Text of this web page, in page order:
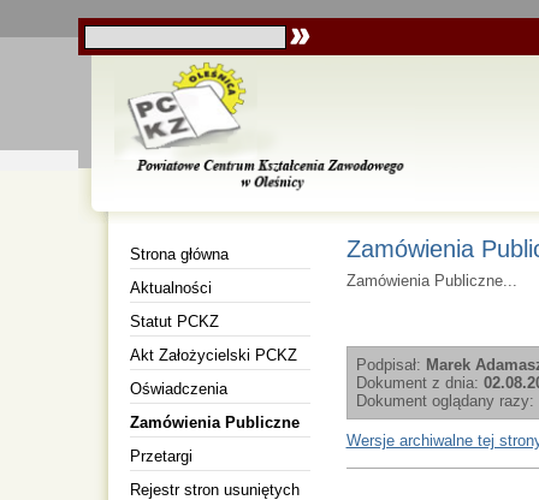
Strona główna
Aktualności
Statut PCKZ
Akt Założycielski PCKZ
Oświadczenia
Zamówienia Publiczne
Przetargi
Rejestr stron usuniętych
Zamówienia
Zamówienia Publiczne...
Podpisał: Marek
Dokument z dnia:
Dokument oglądany razy:
Wersje archiwalne tej